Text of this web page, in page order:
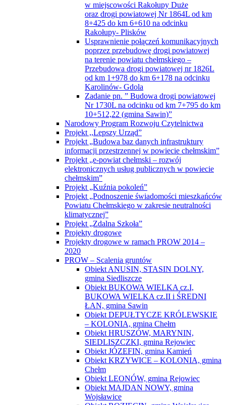
w miejscowości Rakołupy Duże
oraz drogi powiatowej Nr 1864L od km
8+425 do km 6+610 na odcinku
Rakołupy- Plisków
Usprawnienie połączeń komunikacyjnych
poprzez przebudowę drogi powiatowej
na terenie powiatu chełmskiego –
Przebudowa drogi powiatowej nr 1826L
od km 1+978 do km 6+178 na odcinku
Karolinów- Gdola
Zadanie pn. ” Budowa drogi powiatowej
Nr 1730L na odcinku od km 7+795 do km
10+512,22 (gmina Sawin)”
Narodowy Program Rozwoju Czytelnictwa
Projekt ,,Lepszy Urząd”
Projekt „Budowa baz danych infrastruktury
informacji przestrzennej w powiecie chełmskim”
Projekt „e-powiat chełmski – rozwój
elektronicznych usług publicznych w powiecie
chełmskim”
Projekt „Kuźnia pokoleń”
Projekt „Podnoszenie świadomości mieszkańców
Powiatu Chełmskiego w zakresie neutralności
klimatycznej”
Projekt „Zdalna Szkoła”
Projekty drogowe
Projekty drogowe w ramach PROW 2014 –
2020
PROW – Scalenia gruntów
Obiekt ANUSIN, STASIN DOLNY,
gmina Siedliszcze
Obiekt BUKOWA WIELKA cz.I,
BUKOWA WIELKA cz.II i ŚREDNI
ŁAN, gmina Sawin
Obiekt DEPUŁTYCZE KRÓLEWSKIE
– KOLONIA, gmina Chełm
Obiekt HRUSZÓW, MARYNIN,
SIEDLISZCZKI, gmina Rejowiec
Obiekt JÓZEFIN, gmina Kamień
Obiekt KRZYWICE – KOLONIA, gmina
Chełm
Obiekt LEONÓW, gmina Rejowiec
Obiekt MAJDAN NOWY, gmina
Wojsławice